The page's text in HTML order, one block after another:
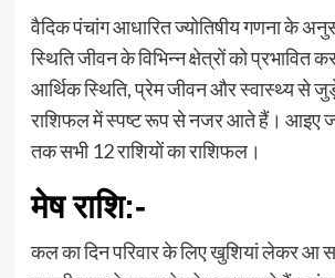
वैदिक पंचांग आधारित ज्योतिषीय गणना के
स्थिति जीवन के विभिन्न क्षेत्रों को प्रभावित
आर्थिक स्थिति, प्रेम जीवन और स्वास्थ्य
राशिफल में स्पष्ट रूप से नजर आते हैं। आइए
तक सभी 12 राशियों का राशिफल।
मेष राशि:-
कल का दिन परिवार के लिए खुशियां लेकर आ